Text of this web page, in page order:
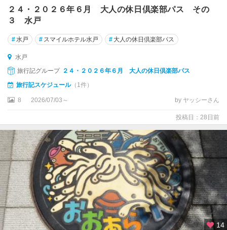
か
た
な
か
洗
水
戸
日
立
・
北
茨
城
・
２４・２０２６年６月 大人の休日倶楽部パス その
３ 水戸
#水戸 # スマイルホテル水戸 # 大人の休日倶楽部パス
水戸
旅行記グループ ２４・２０２６年６月 大人の休日倶楽部パス
旅行記スケジュール（1件）
8 2026/07/03～ by ヤッシーさん
投稿日：28日前
14